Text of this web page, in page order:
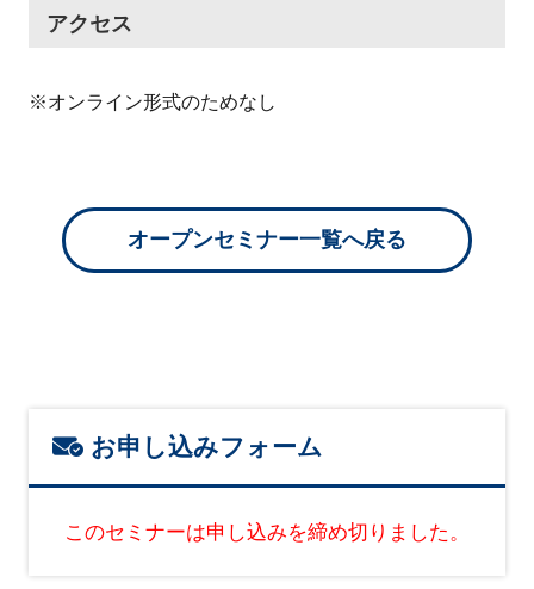
アクセス
※オンライン形式のためなし
オープンセミナー一覧へ戻る
お申し込みフォーム
このセミナーは申し込みを締め切りました。